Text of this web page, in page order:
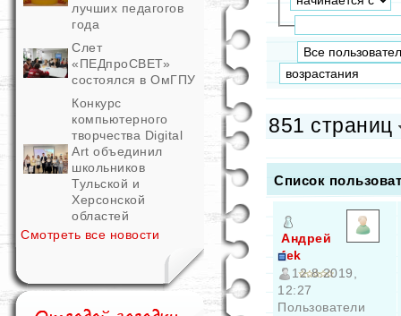
лучших педагогов
года
Слет
«ПЕДпроСВЕТ»
состоялся в ОмГПУ
Конкурс
компьютерного
творчества Digital
Art объединил
школьников
Тульской и
Херсонской
областей
Смотреть все новости
851 страниц
Список
Андрей
fek
12.8.2019,
12:27
Пользователи